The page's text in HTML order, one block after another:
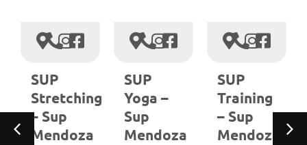
SUP
Stretching
– Sup
Mendoza
SUP
Yoga –
Sup
Mendoza
SUP
Training
– Sup
Mendoza